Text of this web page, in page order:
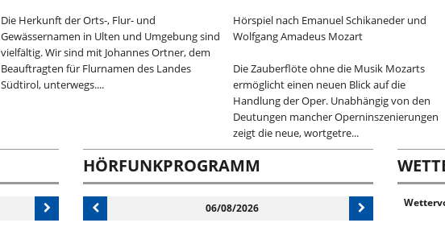
Die Herkunft der Orts-, Flur- und
Gewässernamen in Ulten und Umgebung sind
vielfältig. Wir sind mit Johannes Ortner, dem
Beauftragten für Flurnamen des Landes
Südtirol, unterwegs....
Hörspiel nach Emanuel Schikaneder und
Wolfgang Amadeus Mozart
Die Zauberflöte ohne die Musik Mozarts
ermöglicht einen neuen Blick auf die
Handlung der Oper. Unabhängig von den
Deutungen mancher Operninszenierungen
zeigt die neue, wortgetre...
HÖRFUNKPROGRAMM
06/08/2026